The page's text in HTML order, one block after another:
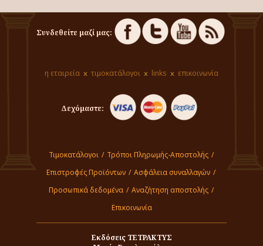
Συνδεθείτε μαζί μας:
η εταιρεία τιμοκατάλογοι links επικοινωνία
Δεχόμαστε:
Τιμοκατάλογοι / Τρόποι Πληρωμής-Αποστολής /
Επιστροφές Προϊόντων / Ασφάλεια συναλλαγών /
Προσωπικά δεδομένα / Αναζήτηση αποστολής /
Επικοινωνία
Εκδόσεις ΤΕΤΡΑΚΤΥΣ